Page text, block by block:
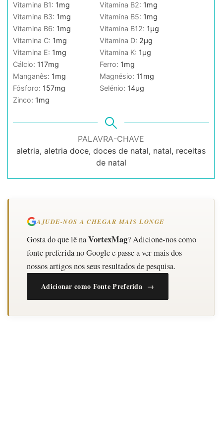
Vitamina B1: 1mg Vitamina B2: 1mg
Vitamina B3: 1mg Vitamina B5: 1mg
Vitamina B6: 1mg Vitamina B12: 1µg
Vitamina C: 1mg Vitamina D: 2µg
Vitamina E: 1mg Vitamina K: 1µg
Cálcio: 117mg Ferro: 1mg
Manganês: 1mg Magnésio: 11mg
Fósforo: 157mg Selénio: 14µg
Zinco: 1mg
PALAVRA-CHAVE
aletria, aletria doce, doces de natal, natal, receitas
de natal
AJUDE-NOS A CHEGAR MAIS LONGE
Gosta do que lê naVortexMag? Adicione-nos como
fonte preferida no Google e passe a ver mais dos
nossos artigos nos seus resultados de pesquisa.
Adicionar como Fonte Preferida →